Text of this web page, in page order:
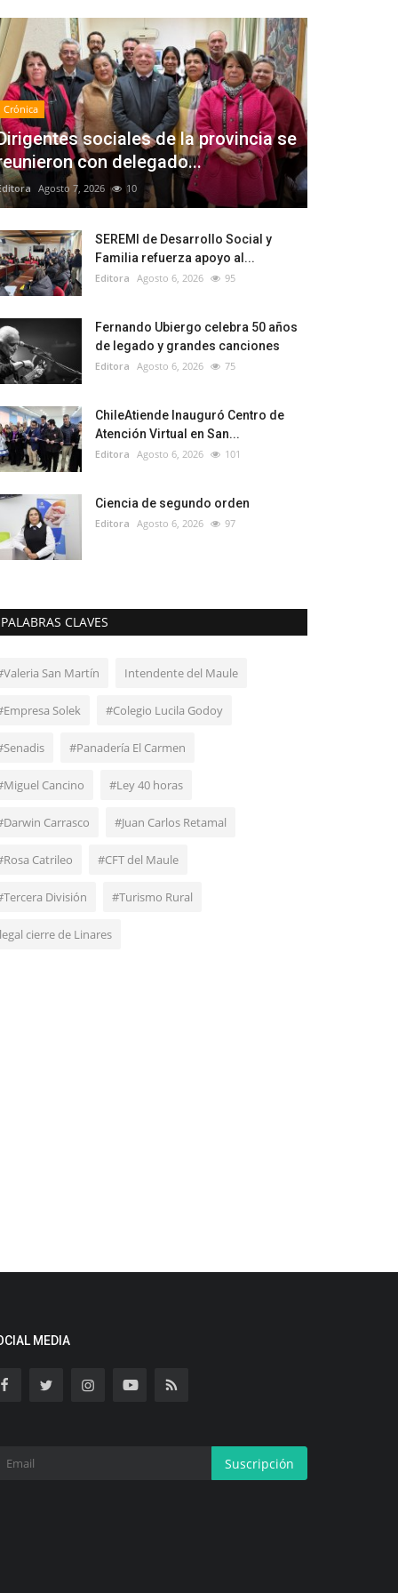
Crónica
sociales de la provincia se
con delegado...
Agosto 7, 2026 10
SEREMI de Desarrollo Social y
Familia refuerza apoyo al...
Editora Agosto 6, 2026 95
Fernando Ubiergo celebra 50 años
de legado y grandes canciones
Editora Agosto 6, 2026 75
ChileAtiende Inauguró Centro de
Atención Virtual en San...
Editora Agosto 6, 2026 101
Ciencia de segundo orden
Editora Agosto 6, 2026 97
PALABRAS CLAVES
San Martín Intendente del Maule
Solek #Colegio Lucila Godoy
#Panadería El Carmen
Cancino #Ley 40 horas
Carrasco #Juan Carlos Retamal
Catrileo #CFT del Maule
División #Turismo Rural
cierre de Linares
MEDIA
Suscripción